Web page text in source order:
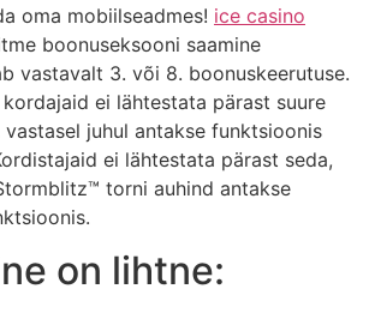
oma mobiilseadmes! ice casino
boonuseksooni saamine
vastavalt 3. või 8. boonuskeerutuse.
ei lähtestata pärast suure
juhul antakse funktsioonis
ei lähtestata pärast seda,
torni auhind antakse
on lihtne: